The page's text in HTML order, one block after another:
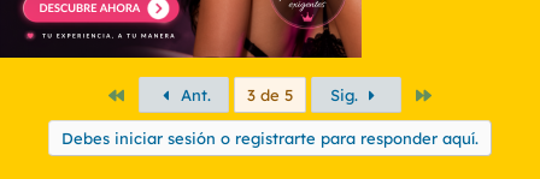
PrimeroAnt. 3 de 5 Sig.
Debes iniciar sesión o registrarte para responder aquí.